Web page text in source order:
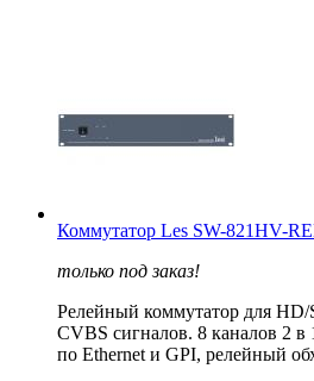
Коммутатор Les SW-821HV-
только под заказ!
Релейный коммутатор для
CVBS сигналов. 8 каналов 2 в
по Ethernet и GPI, релейный